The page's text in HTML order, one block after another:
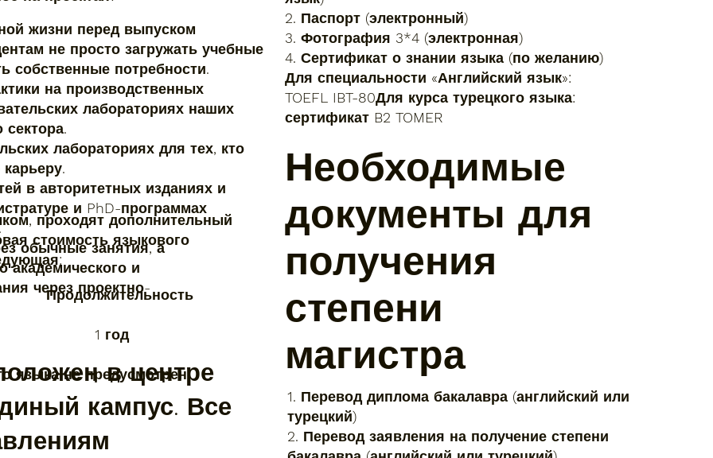
жизни перед выпуском
не просто загружать учебные
собственные потребности.
на производственных
лабораториях наших
лабораториях для тех, кто
в авторитетных изданиях и
и PhD-программах
обычные занятия, а
академического и
через проектно-
в центре
кампус. Все
проходят дополнительный
стоимость языкового
$ 1 год
языка не предусмотрен
2. Паспорт (электронный)
3. Фотография 3*4 (электронная)
4. Сертификат о знании языка (по желанию)
Для специальности «Английский язык»:
TOEFL IBT-80Для курса турецкого языка:
сертификат B2 TOMER
Необходимые
документы для
получения
степени
магистра
1. Перевод диплома бакалавра (английский или
турецкий)
2. Перевод заявления на получение степени